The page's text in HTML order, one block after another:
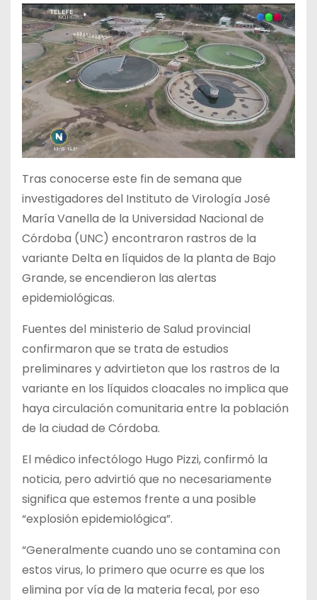
Tras conocerse este fin de semana que
investigadores del Instituto de Virología José
María Vanella de la Universidad Nacional de
Córdoba (UNC) encontraron rastros de la
variante Delta en líquidos de la planta de Bajo
Grande, se encendieron las alertas
epidemiológicas.
Fuentes del ministerio de Salud provincial
confirmaron que se trata de estudios
preliminares y advirtieton que los rastros de la
variante en los líquidos cloacales no implica que
haya circulación comunitaria entre la población
de la ciudad de Córdoba.
El médico infectólogo Hugo Pizzi, confirmó la
noticia, pero advirtió que no necesariamente
significa que estemos frente a una posible
“explosión epidemiológica”.
“Generalmente cuando uno se contamina con
estos virus, lo primero que ocurre es que los
elimina por vía de la materia fecal, por eso